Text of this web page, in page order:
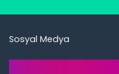
Sosyal Medya